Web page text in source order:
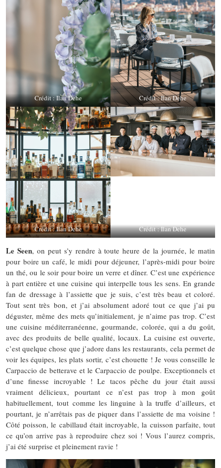
Crédit : Ilan Dehe Crédit : Ilan Dehe
Crédit : Ilan Dehe Crédit : Ilan Dehe
Le Seen, on peut s’y rendre à toute heure de la journée, le matin
pour boire un café, le midi pour déjeuner, l’après-midi pour boire
un thé, ou le soir pour boire un verre et dîner. C’est une expérience
à part entière et une cuisine qui interpelle tous les sens. En grande
fan de dressage à l’assiette que je suis, c’est très beau et coloré.
Tout sent très bon, et j’ai absolument adoré tout ce que j’ai pu
déguster, même des mets qu’initialement, je n’aime pas trop. C’est
une cuisine méditerranéenne, gourmande, colorée, qui a du goût,
avec des produits de belle qualité, locaux. La cuisine est ouverte,
c’est quelque chose que j’adore dans les restaurants, cela permet de
voir les équipes, les plats sortir, c’est chouette ! Je vous conseille le
Carpaccio de betterave et le Carpaccio de poulpe. Exceptionnels et
d’une finesse incroyable ! Le tacos pêche du jour était aussi
vraiment délicieux, pourtant ce n’est pas trop à mon goût
habituellement, tout comme les linguine à la truffe d’ailleurs, et
pourtant, je n’arrêtais pas de piquer dans l’assiette de ma voisine !
Côté poisson, le cabillaud était incroyable, la cuisson parfaite, tout
ce qu’on arrive pas à reproduire chez soi ! Vous l’aurez compris,
j’ai été surprise et pleinement ravie !